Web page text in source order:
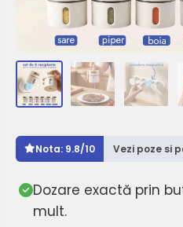
Nota: 9.8/10 Vezi poze si
Dozare exactă prin
mult.